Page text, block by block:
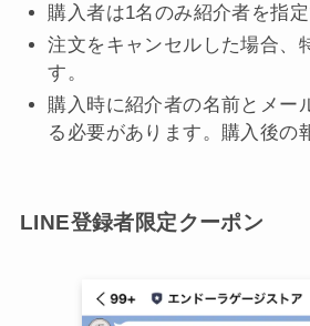
購入者は1名のみ紹介者を指定
注文をキャンセルした場合、
す。
購入時に紹介者の名前とメー
る必要があります。購入後の
LINE登録者限定クーポン